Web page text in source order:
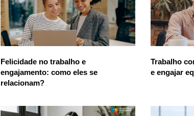
Felicidade no trabalho e
engajamento: como eles se
relacionam?
Trabalho
e engajar